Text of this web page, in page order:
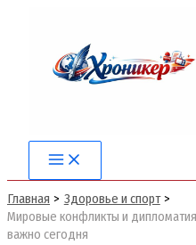
содержимому
Main
Menu
Главная
Здоровье и спорт
Мировые конфликты и
важно сегодня